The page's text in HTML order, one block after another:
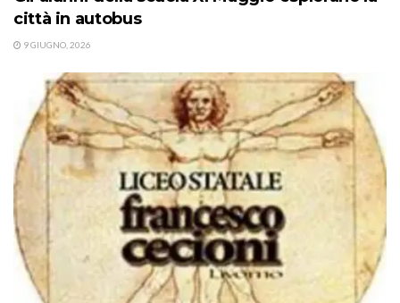
città in autobus
9 GIUGNO, 2026